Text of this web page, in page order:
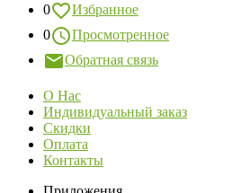
0
Избранное
0
Просмотренное
Обратная связь
О Нас
Индивидуальный заказ
Скидки
Оплата
Контакты